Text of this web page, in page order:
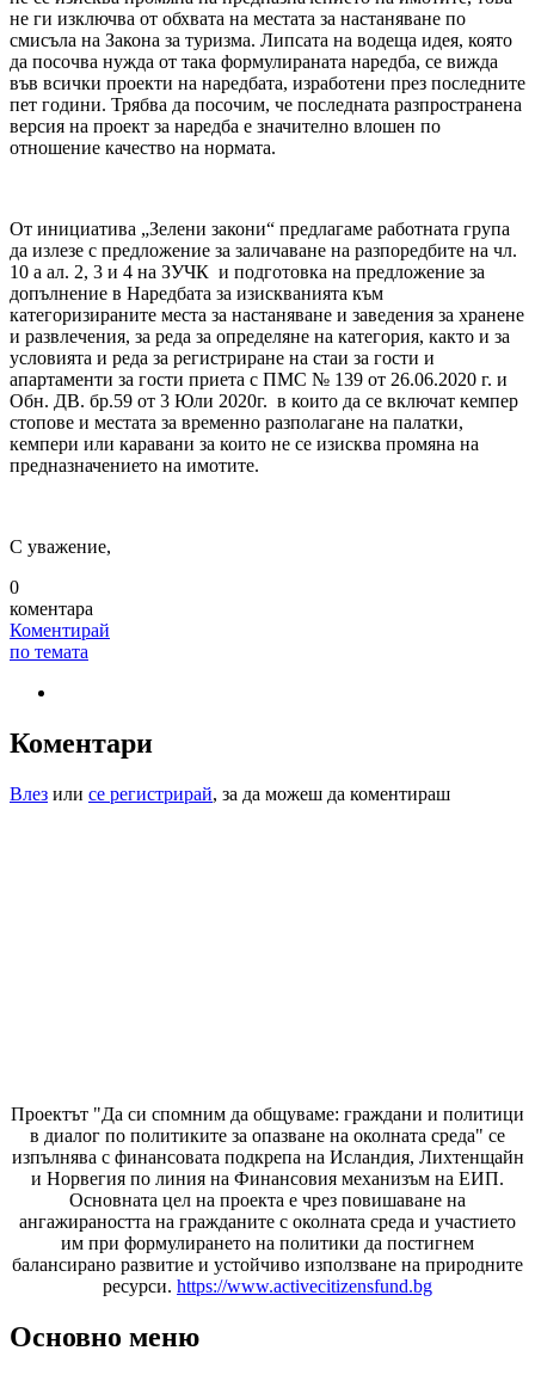
не ги изключва от обхвата на местата за настаняване по
смисъла на Закона за туризма. Липсата на водеща идея, която
да посочва нужда от така формулираната наредба, се вижда
във всички проекти на наредбата, изработени през последните
пет години. Трябва да посочим, че последната разпространена
версия на проект за наредба е значително влошен по
отношение качество на нормата.
От инициатива „Зелени закони“ предлагаме работната група
да излезе с предложение за заличаване на разпоредбите на чл.
10 а ал. 2, 3 и 4 на ЗУЧК и подготовка на предложение за
допълнение в Наредбата за изискванията към
категоризираните места за настаняване и заведения за хранене
и развлечения, за реда за определяне на категория, както и за
условията и реда за регистриране на стаи за гости и
апартаменти за гости приета с ПМС № 139 от 26.06.2020 г. и
Обн. ДВ. бр.59 от 3 Юли 2020г. в които да се включат кемпер
стопове и местата за временно разполагане на палатки,
кемпери или каравани за които не се изисква промяна на
предназначението на имотите.
С уважение,
0
коментара
Коментирай
по темата
Коментари
Влез или се регистрирай, за да можеш да коментираш
Проектът "Да си спомним да общуваме: граждани и политици
в диалог по политиките за опазване на околната среда" се
изпълнява с финансовата подкрепа на Исландия, Лихтенщайн
и Норвегия по линия на Финансовия механизъм на ЕИП.
Основната цел на проекта е чрез повишаване на
ангажираността на гражданите с околната среда и участието
им при формулирането на политики да постигнем
балансирано развитие и устойчиво използване на природните
ресурси. https://www.activecitizensfund.bg
Основно меню